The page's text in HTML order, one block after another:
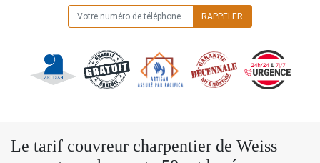
Le tarif couvreur charpentier de Weiss